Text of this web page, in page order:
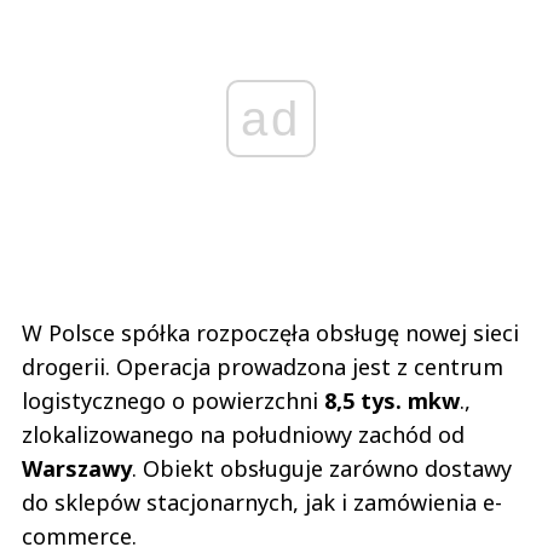
ad
W Polsce spółka rozpoczęła obsługę nowej sieci
drogerii. Operacja prowadzona jest z centrum
logistycznego o powierzchni 8,5 tys. mkw.,
zlokalizowanego na południowy zachód od
Warszawy. Obiekt obsługuje zarówno dostawy
do sklepów stacjonarnych, jak i zamówienia e-
commerce.